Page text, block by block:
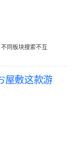
同板块搜索不互
屋敷这款游